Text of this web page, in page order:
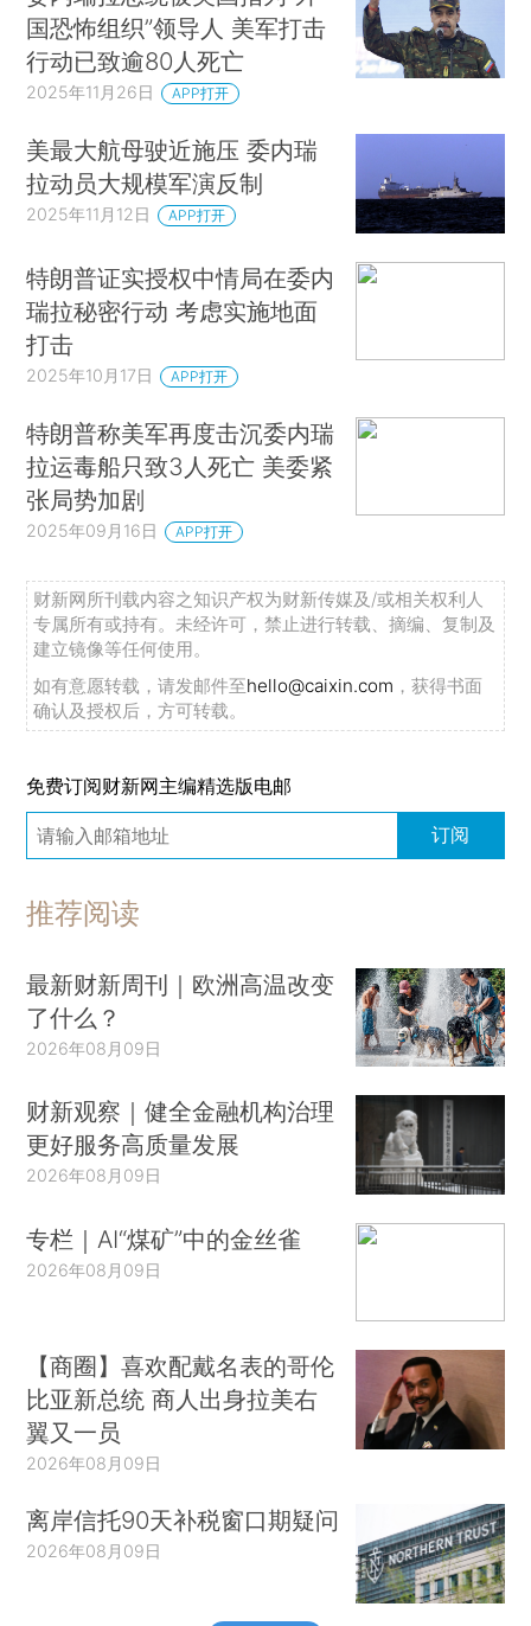
国恐怖组织”领导人 美军打击
行动已致逾80人死亡
2025年11月26日 APP打开
美最大航母驶近施压 委内瑞
拉动员大规模军演反制
2025年11月12日 APP打开
特朗普证实授权中情局在委内
瑞拉秘密行动 考虑实施地面
打击
2025年10月17日 APP打开
特朗普称美军再度击沉委内瑞
拉运毒船只致3人死亡 美委紧
张局势加剧
2025年09月16日 APP打开
财新网所刊载内容之知识产权为财新传媒及/或相关权利人
专属所有或持有。未经许可，禁止进行转载、摘编、复制及
建立镜像等任何使用。
如有意愿转载，请发邮件至hello@caixin.com ，获得书面
确认及授权后，方可转载。
免费订阅财新网主编精选版电邮
订阅
推荐阅读
最新财新周刊｜欧洲高温改变
了什么？
2026年08月09日
财新观察｜健全金融机构治理
更好服务高质量发展
2026年08月09日
专栏｜AI“煤矿”中的金丝雀
2026年08月09日
【商圈】喜欢配戴名表的哥伦
比亚新总统 商人出身拉美右
翼又一员
2026年08月09日
离岸信托90天补税窗口期疑问
2026年08月09日